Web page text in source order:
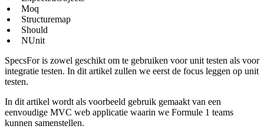
Moq
Structuremap
Should
NUnit
SpecsFor is zowel geschikt om te gebruiken voor unit testen als voor
integratie testen. In dit artikel zullen we eerst de focus leggen op unit
testen.
In dit artikel wordt als voorbeeld gebruik gemaakt van een
eenvoudige MVC web applicatie waarin we Formule 1 teams
kunnen samenstellen.